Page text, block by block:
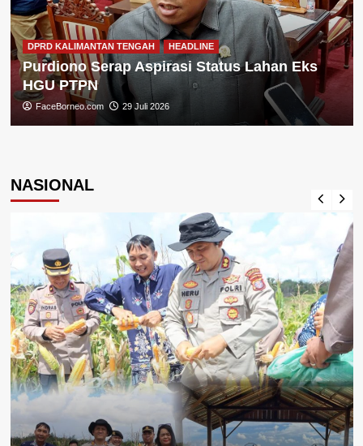
DPRD KALIMANTAN TENGAH HEADLINE
Purdiono Serap Aspirasi Status Lahan Eks
HGU PTPN
FaceBorneo.com 29 Juli 2026
NASIONAL